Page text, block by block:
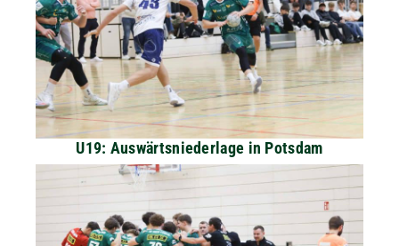
U19: Auswärtsniederlage in Potsdam